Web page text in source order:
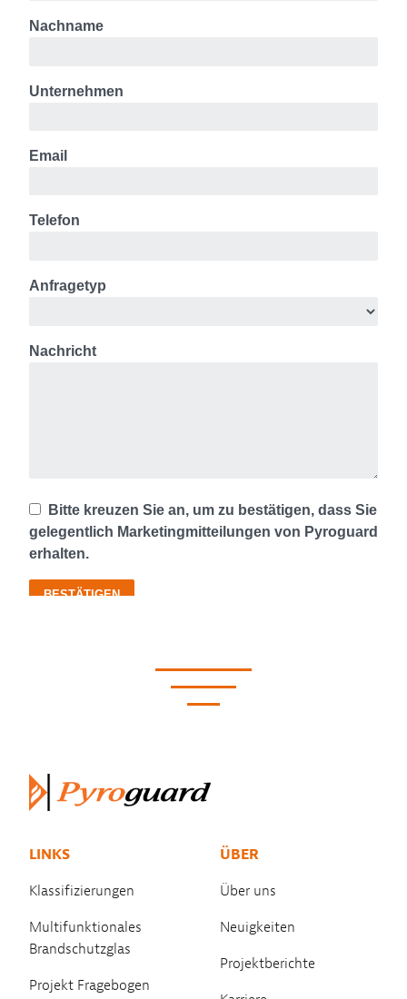
LINKS
Klassifizierungen
Multifunktionales
Brandschutzglas
Projekt Fragebogen
ÜBER
Über uns
Neuigkeiten
Projektberichte